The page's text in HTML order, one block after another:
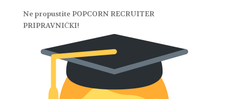
Ne propustite POPCORN RECRUITER
PRIPRAVNIČKI!